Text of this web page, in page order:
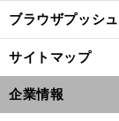
ブラウザプッシ
サイトマップ
企業情報